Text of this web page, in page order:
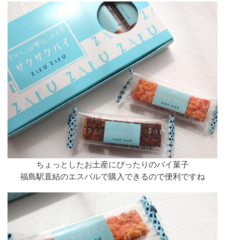
ちょっとしたお土産にぴったりのパイ菓子
福島駅直結のエスパルで購入できるので便利ですね